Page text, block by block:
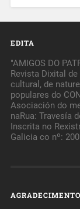
EDITA
"AMIGOS DO
Revista Dixital
cultural, de
populares do
Asociación do
naRua: Travesía
Inscrita no
Galicia co nº: